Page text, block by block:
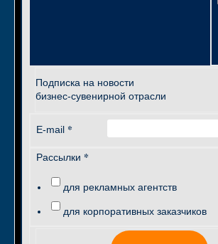
Подписка на новости
бизнес-сувенирной отрасли
E-mail *
Рассылки *
для рекламных агентств
для корпоративных заказчиков